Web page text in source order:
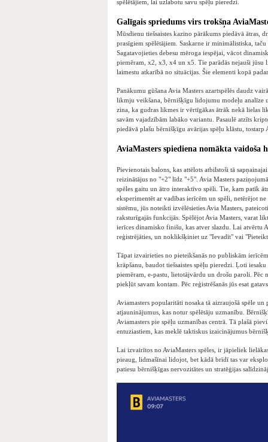
spēlētājiem, lai uzlabotu savu spēļu pieredzi.
Galīgais spriedums virs trokšņa
Mūsdienu tiešsaistes kazino pārākums piedāvā ātras,
prasīgiem spēlētājiem. Saskarne ir minimālistiska,
Sagatavojieties debesu mēroga iespējai, vācot
piemēram, x2, x3, x4 un x5. Tie parādās nejauši
laimestu atkarībā no situācijas. Šie elementi kopā
Panākumu gūšana Avia Masters azartspēlēs daudz
likmju veikšana, bērnišķīgu lidojumu modeļu analīze
zina, ka gudras likmes ir vērtīgākas ātrāk nekā lielas
savām vajadzībām labāko variantu. Pasaulē atzīts
piedāvā plašu bērnišķīgu avārijas spēļu klāstu, tostarp
AviaMasters spiediena nomākta vaidoša
Pievienotais balons, kas attēlots atbilstoši tā
reizinātājus no "+2" līdz "+5". Avia Masters
spēles gaitu un ātro interaktīvo spēli. Tie, kam patīk
eksperimentēt ar vadības ierīcēm un spēli, netērējot
sistēmu, jūs noteikti izvēlēsieties Avia Masters,
raksturīgajās funkcijās. Spēlējot Avia Masters, varat
ierīces dinamisko finišu, kas atver slazdu. Lai atvērtu
reģistrējāties, un noklikšķiniet uz "Ievadīt" vai
Tāpat izvairieties no pieteikšanās no publiskām
krāpšanu, baudot tiešsaistes spēļu pieredzi. Ļoti
piemēram, e-pastu, lietotājvārdu un drošu paroli. Pēc
piekļūt savam kontam. Pēc reģistrēšanās jūs esat
Aviamasters popularitāti nosaka tā aizraujošā spēle
atjauninājumus, kas notur spēlētāju uzmanību.
Aviamasters pie spēļu uzmanības centrā. Tā plašā
entuziastiem, kas meklē taktiskus izaicinājumus
Lai izvairītos no AviaMasters spēles, ir jāpieliek
pieaug, lidmašīnai lidojot, bet kādā brīdī tas var
patiesu bērnišķīgas nervozitātes un stratēģijas